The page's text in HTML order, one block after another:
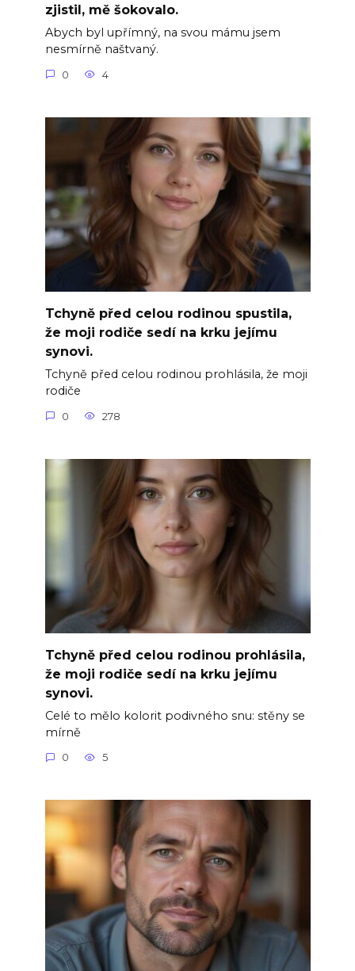
zjistil, mě šokovalo.
Abych byl upřímný, na svou mámu jsem
nesmírně naštvaný.
0 4
Tchyně před celou rodinou spustila,
že moji rodiče sedí na krku jejímu
synovi.
Tchyně před celou rodinou prohlásila, že moji
rodiče
0 278
Tchyně před celou rodinou prohlásila,
že moji rodiče sedí na krku jejímu
synovi.
Celé to mělo kolorit podivného snu: stěny se
mírně
0 5